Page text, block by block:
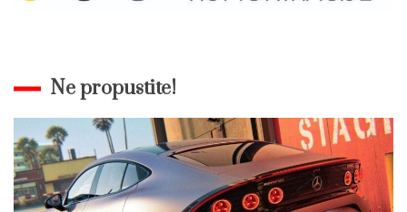
Ne propustite!